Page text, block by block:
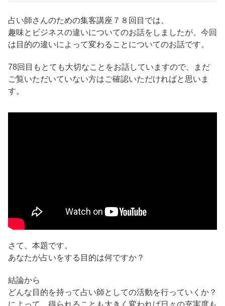
占い師さんのための集客講座７８回目では、
趣味とビジネスの違いについてのお話をしましたが、今回
は目的の違いによって変わることについてのお話です。
78回目もとても大切なことをお話していますので、まだ
ご覧いただいていない方はご確認いただければと思いま
す。
さて、本題です。
あなたが占いをする目的は何ですか？
結論から
どんな目的を持って占い師としての活動を行っていくか？